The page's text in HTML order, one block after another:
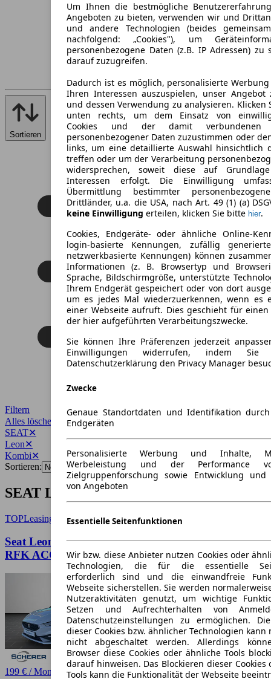
Um Ihnen die bestmögliche
Angeboten zu bieten, verwenden wir und
und andere Technologien (beides
nachfolgend: „Cookies"), um
personenbezogene Daten (z.B. IP Adressen) zu
darauf zuzugreifen.
Dadurch ist es möglich, personalisierte
Ihren Interessen auszuspielen, unser Angebot
und dessen Verwendung zu analysieren. Klicken
unten rechts, um dem Einsatz von
Cookies und der damit verbundenen
personenbezogener Daten zuzustimmen oder
links, um eine detaillierte Auswahl hinsichtlich
treffen oder um der Verarbeitung
widersprechen, soweit diese auf
Interessen erfolgt. Die Einwilligung
Übermittlung bestimmter
Drittländer, u.a. die USA, nach Art. 49 (1) (a)
keine Einwilligung erteilen, klicken Sie bitte hier.
Cookies, Endgeräte- oder ähnliche Online-
login-basierte Kennungen, zufällig
netzwerkbasierte Kennungen) können
Informationen (z. B. Browsertyp und
Sprache, Bildschirmgröße, unterstützte
Ihrem Endgerät gespeichert oder von dort
um es jedes Mal wiederzuerkennen, wenn es
einer Webseite aufruft. Dies geschieht für
der hier aufgeführten Verarbeitungszwecke.
Sie können Ihre Präferenzen jederzeit
Einwilligungen widerrufen, indem
Datenschutzerklärung den Privacy Manager
Zwecke
Genaue Standortdaten und Identifikation
Endgeräten
Personalisierte Werbung und Inhalte,
Werbeleistung und der Performance
Zielgruppenforschung sowie Entwicklung und
von Angeboten
Essentielle Seitenfunktionen
Wir bzw. diese Anbieter nutzen Cookies oder
Technologien, die für die essentielle
erforderlich sind und die einwandfreie
Webseite sicherstellen. Sie werden
Nutzeraktivitäten genutzt, um wichtige
Setzen und Aufrechterhalten von
Datenschutzeinstellungen zu ermöglichen.
dieser Cookies bzw. ähnlicher Technologien kann
nicht abgeschaltet werden. Allerdings
Browser diese Cookies oder ähnliche Tools
darauf hinweisen. Das Blockieren dieser
Tools kann die Funktionalität der Webseite
Sortieren
Filtern
Alles löschen
SEAT✕
Leon✕
Kombi✕
Sortieren:
SEAT Leon Kombi Angebote
TOPLeasing
Seat Leon Sportstourer FR 1.5 eTSI DSG NAVI
RFK ACC SHZ ALARM
199 € / Monat